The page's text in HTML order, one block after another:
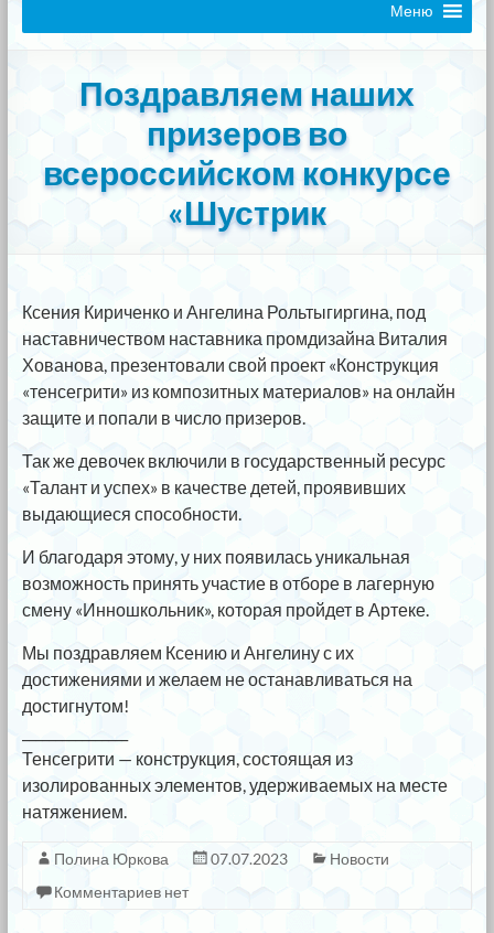
Меню
Поздравляем наших
призеров во
всероссийском конкурсе
«Шустрик
Ксения Кириченко и Ангелина Рольтыгиргина, под
наставничеством наставника промдизайна Виталия
Хованова, презентовали свой проект «Конструкция
«тенсегрити» из композитных материалов» на онлайн
защите и попали в число призеров.
Так же девочек включили в государственный ресурс
«Талант и успех» в качестве детей, проявивших
выдающиеся способности.
И благодаря этому, у них появилась уникальная
возможность принять участие в отборе в лагерную
смену «Инношкольник», которая пройдет в Артеке.
Мы поздравляем Ксению и Ангелину с их
достижениями и желаем не останавливаться на
достигнутом!
Тенсегрити — конструкция, состоящая из
изолированных элементов, удерживаемых на месте
натяжением.
Полина Юркова 07.07.2023
Новости
Комментариев нет